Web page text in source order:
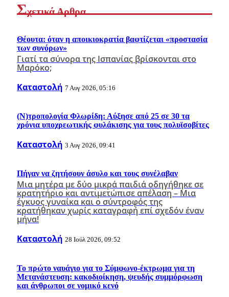
Σχετικά Αρθρα
Θέουτα: όταν η αποικιοκρατία βαφτίζεται «προστασία
των συνόρων»
Γιατί τα σύνορα της Ισπανίας βρίσκονται στο
Μαρόκο;
Καταστολή 7 Αυγ 2026, 05:16
(Ν)τροπολογία Φλωρίδη: Αύξησε από 25 σε 30 τα
χρόνια υποχρεωτικής φυλάκισης για τους πολυϊσοβίτες
Καταστολή 3 Αυγ 2026, 09:41
Πήγαν να ζητήσουν άσυλο και τους συνέλαβαν
Μια μητέρα με δύο μικρά παιδιά οδηγήθηκε σε
κρατητήριο και αντιμετώπισε απέλαση – Μια
έγκυος γυναίκα και ο σύντροφός της
κρατήθηκαν χωρίς καταγραφή επί σχεδόν έναν
μήνα!
Καταστολή 28 Ιούλ 2026, 09:52
Το πρώτο ναυάγιο για το Σύμφωνο-έκτρωμα για τη
Μετανάστευση: κακοδιοίκηση, ψευδής συμμόρφωση
και άνθρωποι σε νομικό κενό